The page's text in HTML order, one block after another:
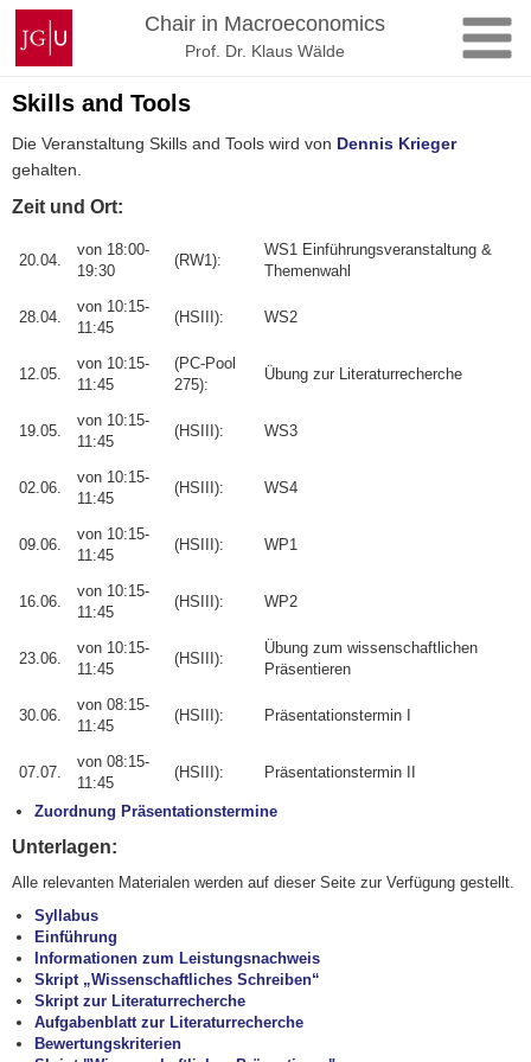
Skip
content
Johannes
Gutenberg
University
Mainz
Chair in Macroeconomics
Prof. Dr. Klaus Wälde
Skills and Tools
Die Veranstaltung Skills and Tools wird von Dennis Krieger
gehalten
Zeit und Ort:
20.04.
von 18:00-
19:30
(RW1):
WS1 Einführungsveranstaltung &
Themenwahl
28.04.
von 10:15-
11:45
(HSIII): WS2
12.05.
von 10:15-
11:45
(PC-Pool
275):
Übung zur Literaturrecherche
19.05.
von 10:15-
11:45
(HSIII): WS3
02.06.
von 10:15-
11:45
(HSIII): WS4
09.06.
von 10:15-
11:45
(HSIII): WP1
16.06.
von 10:15-
11:45
(HSIII): WP2
23.06.
von 10:15-
11:45
(HSIII):
Übung zum wissenschaftlichen
Präsentieren
30.06.
von 08:15-
11:45
(HSIII): Präsentationstermin I
07.07.
von 08:15-
11:45
(HSIII): Präsentationstermin II
Zuordnung Präsentationstermine
Unterlagen:
Alle relevanten Materialen werden auf dieser Seite zur Verfügung gestellt.
Syllabus
Einführung
Informationen zum Leistungsnachweis
Skript „Wissenschaftliches Schreiben“
Skript zur Literaturrecherche
Aufgabenblatt zur Literaturrecherche
Bewertungskriterien